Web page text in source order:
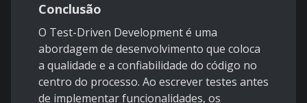
Conclusão
O Test-Driven Development é uma
abordagem de desenvolvimento que coloca
a qualidade e a confiabilidade do código no
centro do processo. Ao escrever testes antes
de implementar funcionalidades, os